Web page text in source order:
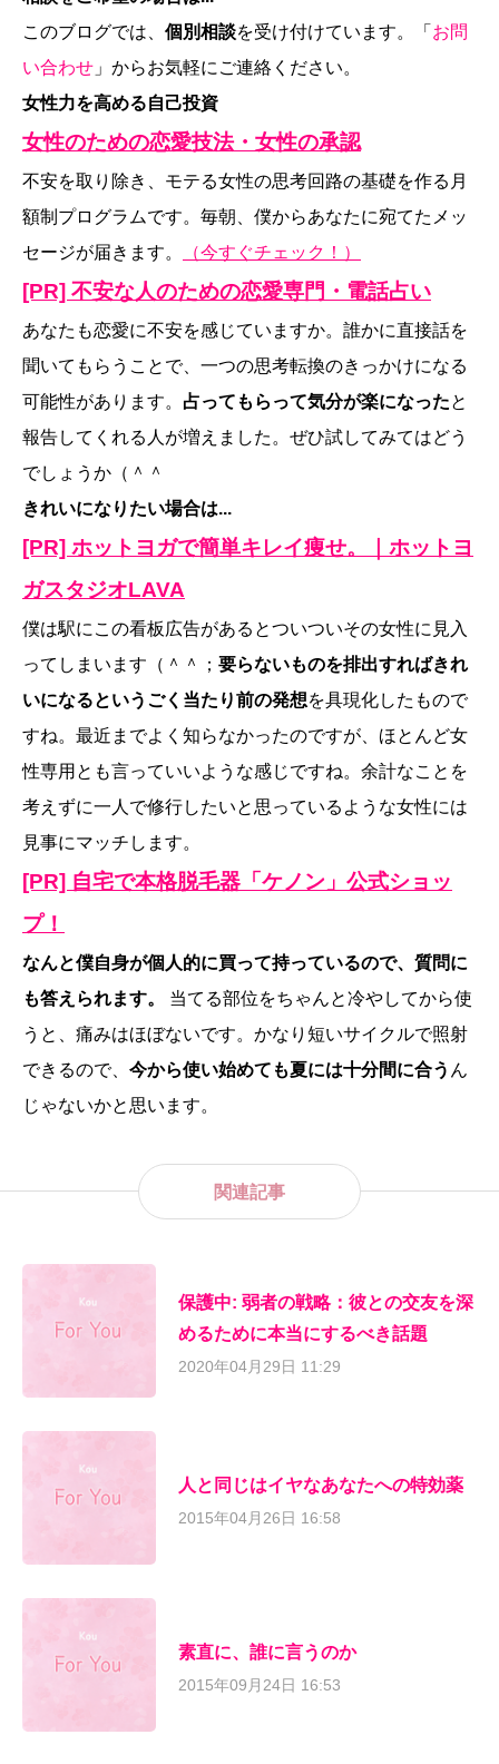
このブログでは、 個別相談を受け付けています。「 お問
い合わせ 」からお気軽にご連絡ください。
女性力を高める自己投資
女性のための恋愛技法・女性の承認
不安を取り除き、モテる女性の思考回路の基礎を作る月
額制プログラムです。毎朝、僕からあなたに宛てたメッ
セージが届きます。
（今すぐチェック！）
[PR] 不安な人のための恋愛専門・電話占い
あなたも恋愛に不安を感じていますか。誰かに直接話を
聞いてもらうことで、一つの思考転換のきっかけになる
可能性があります。 占ってもらって気分が楽になったと
報告してくれる人が増えました。ぜひ試してみてはどう
でしょうか（＾＾
きれいになりたい場合は...
[PR] ホットヨガで簡単キレイ痩せ。｜ホットヨ
ガスタジオLAVA
僕は駅にこの看板広告があるとついついその女性に見入
ってしまいます（＾＾； 要らないものを排出すればきれ
いになるというごく当たり前の発想を具現化したもので
すね。最近までよく知らなかったのですが、ほとんど女
性専用とも言っていいような感じですね。余計なことを
考えずに一人で修行したいと思っているような女性には
見事にマッチします。
[PR] 自宅で本格脱毛器「ケノン」公式ショッ
プ！
なんと僕自身が個人的に買って持っているので、質問に
も答えられます。
当てる部位をちゃんと冷やしてから使
うと、痛みはほぼないです。かなり短いサイクルで照射
できるので、 今から使い始めても夏には十分間に合う ん
じゃないかと思います。
関連記事
保護中: 弱者の戦略：彼との交友を深
めるために本当にするべき話題
2020年04月29日 11:29
人と同じはイヤなあなたへの特効薬
2015年04月26日 16:58
素直に、誰に言うのか
2015年09月24日 16:53